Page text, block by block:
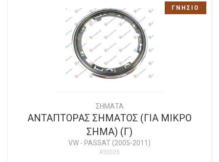
ΣΗΜΑΤΑ
ΑΝΤΑΠΤΟΡΑΣ ΣΗΜΑΤΟΣ (ΓΙΑ ΜΙΚΡΟ
ΣΗΜΑ) (Γ)
VW - PASSAT (2005-2011)
#30025
ΓΝΗΣΙΟ